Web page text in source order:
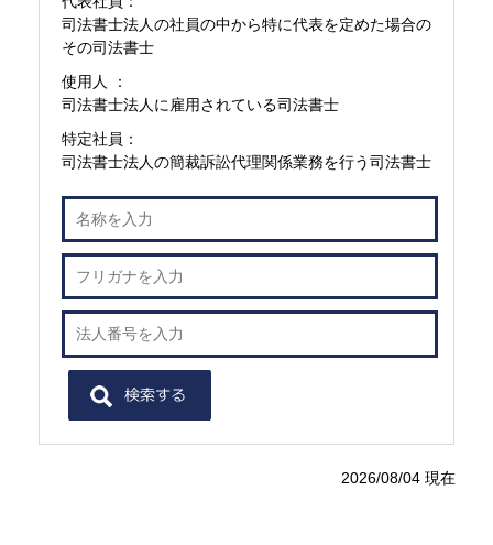
司法書士法人の社員の中から特に代表を定めた場合の
その司法書士
使用人 ：
司法書士法人に雇用されている司法書士
特定社員：
司法書士法人の簡裁訴訟代理関係業務を行う司法書士
2026/08/04 現在